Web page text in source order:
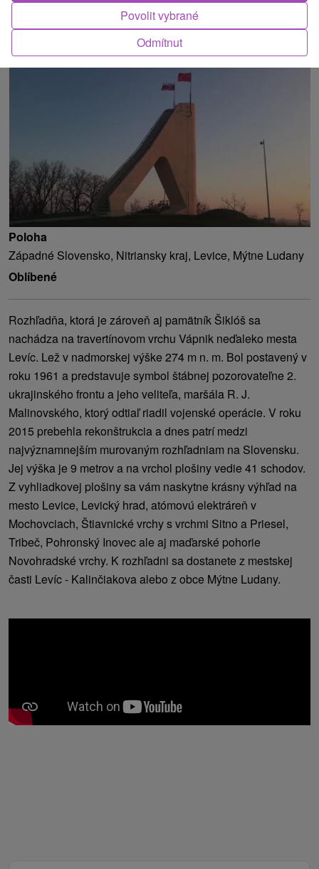
Poloha
Západné Slovensko, Nitriansky kraj, Levice, Mýtne Ludany
Oblíbené
Rozhľadňa, ktorá je zároveň aj pamätník Šiklóš sa
nachádza na travertínovom vrchu Vápnik neďaleko mesta
Levíc. Lež v nadmorskej výške 274 m n. m. Bol postavený v
roku 1961 a predstavuje symbol štábnej pozorovateľne 2.
ukrajinského frontu a jeho veliteľa, maršála R. J.
Malinovského, ktorý odtiaľ riadil vojenské operácie. V roku
2015 prebehla rekonštrukcia a dnes patrí medzi
najvýznamnejším murovaným rozhľadniam na Slovensku.
Jej výška je 9 metrov a na vrchol plošiny vedie 41 schodov.
Z vyhliadkovej plošiny sa vám naskytne krásny výhľad na
mesto Levice, Levický hrad, atómovú elektráreň v
Mochovciach, Štiavnické vrchy s vrchmi Sitno a Priesel,
Tribeč, Pohronský Inovec ale aj maďarské pohorie
Novohradské vrchy. K rozhľadni sa dostanete z mestskej
časti Levíc - Kalinčiakova alebo z obce Mýtne Ludany.
Odmítnut
Povolit vybrané